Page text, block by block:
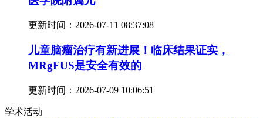
更新时间： 2026-07-11 08:37:08
儿童脑瘤治疗有新进展！临床结果证实，
MRgFUS是安全有效的
更新时间： 2026-07-09 10:06:51
学术活动